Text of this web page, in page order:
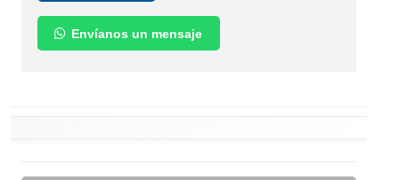
Envíanos un mensaje